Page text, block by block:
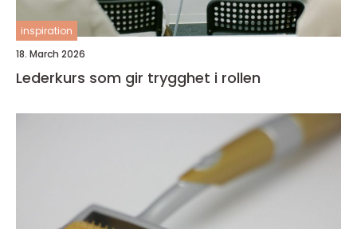
inspiration
18. March 2026
Lederkurs som gir trygghet i rollen